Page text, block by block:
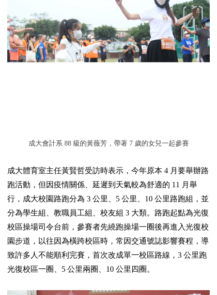
成大會計系 88 級的黃薇芳，帶著 7 歲的女兒一起參賽
成大體育室主任黃賢哲受訪時表示，今年原本 4 月要舉辦路
跑活動，但因疫情關係、延遲到天氣較為舒適的 11 月舉
行，成大校園路跑分為 3 公里、5 公里、10 公里路跑組，並
分為學生組、教職員工組、校友組 3 大類。路跑起點為光復
校區操場司令台前，參賽者先繞跑操場一圈後再進入光復校
園步道，以往因為橫跨校區時，常因交通號誌影響賽程，導
致許多人不能順利完賽，首次改成單一校區路線，3 公里跑
光復校區一圈、5 公里兩圈、10 公里四圈。